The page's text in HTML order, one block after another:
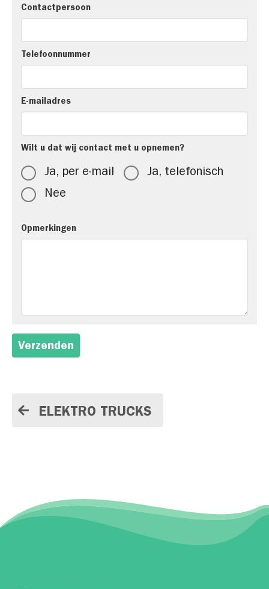
Contactpersoon
Telefoonnummer
E-mailadres
Wilt u dat wij contact met u opnemen?
Ja, per e-mail
Ja, telefonisch
Nee
Opmerkingen
Verzenden
ELEKTRO TRUCKS